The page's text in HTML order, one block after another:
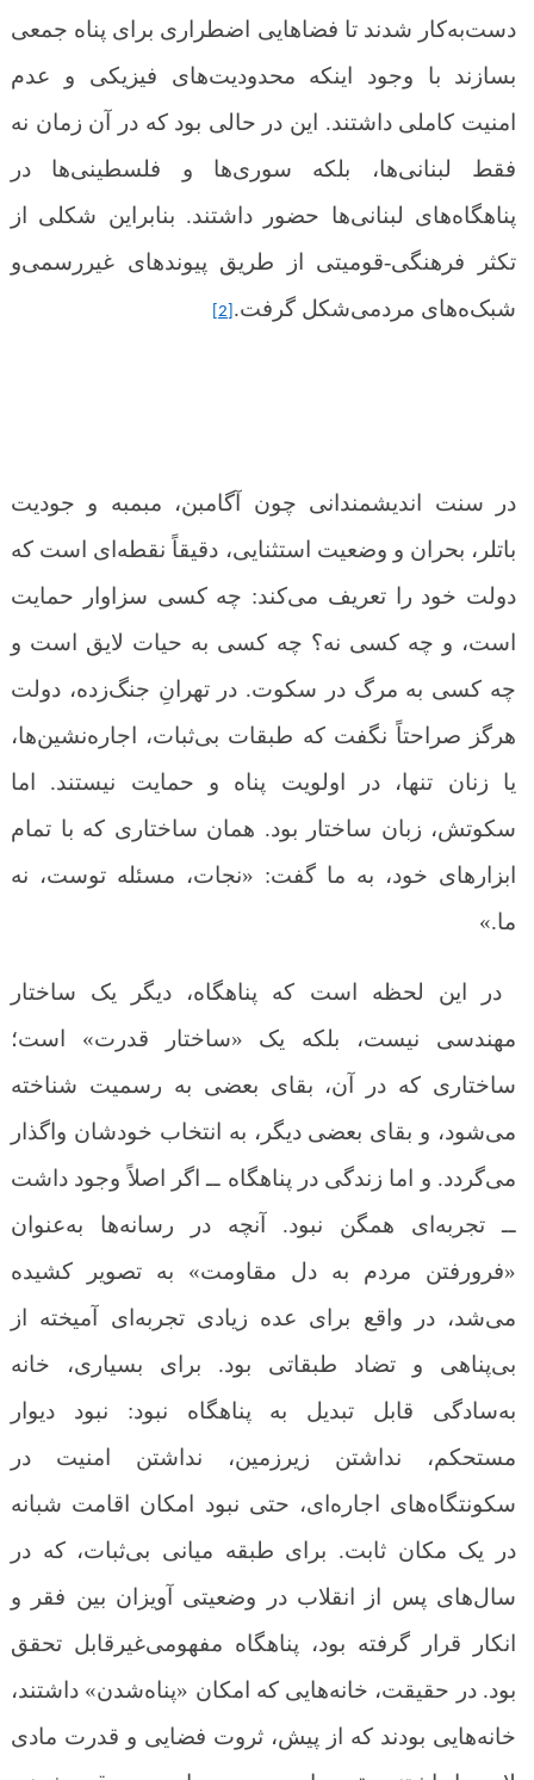
دست‌به‌کار شدند تا فضاهایی اضطراری برای پناه جمعی
بسازند
با وجود اینکه محدودیت‌های فیزیکی و عدم
امنیت کاملی داشتند. این در حالی بود که در آن زمان نه
فقط لبنانی‌ها، بلکه سوری‌ها و فلسطینی‌ها در
پناهگاه‌های لبنانی‌ها حضور داشتند. بنابراین شکلی از
تکثر فرهنگی-قومیتی از طریق پیوندهای غیررسمی‌و
شبکه‌های مردمی‌شکل گرفت.
در سنت اندیشمندانی چون آگامبن، مبمبه و جودیت
باتلر، بحران و وضعیت استثنایی، دقیقاً نقطه‌ای است که
دولت خود را تعریف می‌کند: چه کسی سزاوار حمایت
است، و چه کسی نه؟ چه کسی به حیات لایق است و
چه کسی به مرگ در سکوت. در تهرانِ جنگ‌زده، دولت
هرگز صراحتاً نگفت که طبقات بی‌ثبات، اجاره‌نشین‌ها،
یا زنان تنها، در اولویت پناه و حمایت نیستند. اما
سکوتش، زبان ساختار بود. همان ساختاری که با تمام
ابزارهای خود، به ما گفت: «نجات، مسئله توست، نه
ما.»
در این لحظه است که پناهگاه، دیگر یک ساختار
مهندسی نیست، بلکه یک «ساختار قدرت» است؛
ساختاری که در آن، بقای بعضی به رسمیت شناخته
می‌شود، و بقای بعضی دیگر، به انتخاب خودشان واگذار
می‌گردد. و اما زندگی در پناهگاه ــ اگر اصلاً وجود داشت
ــ تجربه‌ای همگن نبود. آنچه در رسانه‌ها به‌عنوان
«فرورفتن مردم به دل مقاومت» به تصویر کشیده
می‌شد، در واقع برای عده زیادی تجربه‌ای آمیخته از
بی‌پناهی و تضاد طبقاتی بود. برای بسیاری، خانه
به‌سادگی قابل تبدیل به پناهگاه نبود: نبود دیوار
مستحکم، نداشتن زیرزمین، نداشتن امنیت در
سکونتگاه‌های اجاره‌ای، حتی نبود امکان اقامت شبانه
در یک مکان ثابت. برای طبقه میانی بی‌ثبات، که در
سال‌های پس از انقلاب در وضعیتی آویزان بین فقر و
انکار قرار گرفته بود، پناهگاه مفهومی‌غیرقابل تحقق
بود. در حقیقت، خانه‌هایی که امکان «پناه‌شدن» داشتند،
خانه‌هایی بودند که از پیش، ثروت فضایی و قدرت مادی